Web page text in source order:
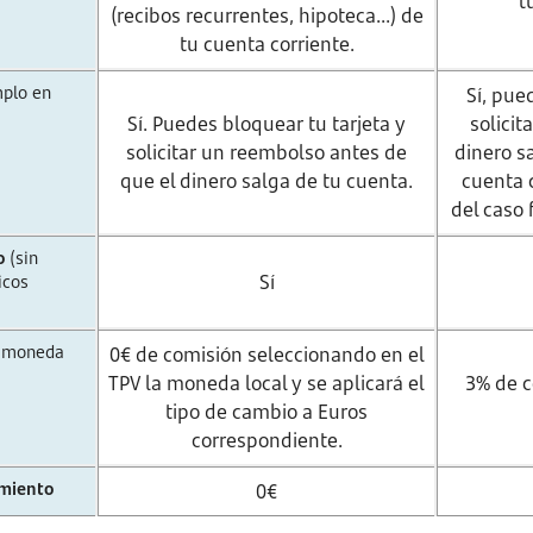
(recibos recurrentes, hipoteca...) de
tu cuenta corriente.
en
Sí. Puedes bloquear tu tarjeta y
solicitar un reembolso antes de
que el dinero salga de tu cuenta.
Sí,
dinero
cuenta
del caso
(sin
Sí
0€ de comisión seleccionando en el
TPV la moneda local y se aplicará el
tipo de cambio a Euros
correspondiente.
3% de
0€